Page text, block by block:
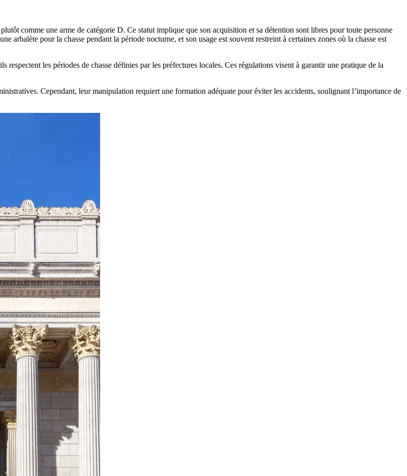
comme une arme de catégorie D. Ce statut implique que son acquisition et sa détention sont libres pour toute personne
arbalète pour la chasse pendant la période nocturne, et son usage est souvent restreint à certaines zones où la chasse est
respectent les périodes de chasse définies par les préfectures locales. Ces régulations visent à garantir une pratique de la
Cependant, leur manipulation requiert une formation adéquate pour éviter les accidents, soulignant l’importance de